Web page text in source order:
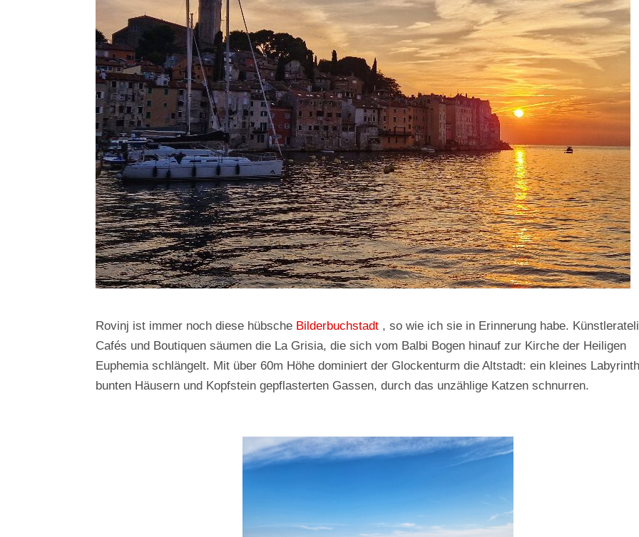
Rovinj ist immer noch diese hübsche Bilderbuchstadt , so wie ich sie in Erinnerung habe.
Cafés und Boutiquen säumen die La Grisia, die sich vom Balbi Bogen hinauf zur Kirche der Heiligen
Euphemia schlängelt. Mit über 60m Höhe dominiert der Glockenturm die Altstadt: ein kleines
bunten Häusern und Kopfstein gepflasterten Gassen, durch das unzählige Katzen schnurren.